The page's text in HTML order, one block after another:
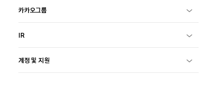
카카오그룹
IR
계정 및 지원